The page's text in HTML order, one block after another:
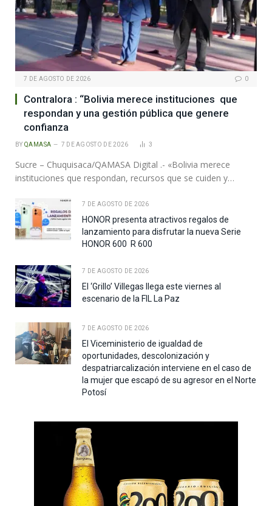
7 DE AGOSTO DE 2026 0
Contralora : “Bolivia merece instituciones que
respondan y una gestión pública que genere
confianza
BY QAMASA 7 DE AGOSTO DE 2026 3
Sucre – Chuquisaca/QAMASA Digital .- «Bolivia merece
instituciones que respondan, recursos que se cuiden y…
7 DE AGOSTO DE 2026
HONOR presenta atractivos regalos de
lanzamiento para disfrutar la nueva Serie
HONOR 600 R 600
7 DE AGOSTO DE 2026
El ‘Grillo’ Villegas llega este viernes al
escenario de la FIL La Paz
7 DE AGOSTO DE 2026
El Viceministerio de igualdad de
oportunidades, descolonización y
despatriarcalización interviene en el caso de
la mujer que escapó de su agresor en el Norte
Potosí